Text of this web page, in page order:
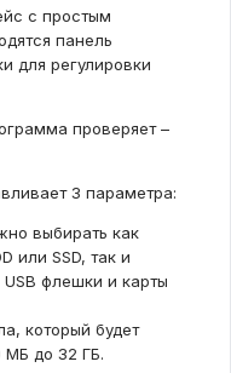
с простым
панель
для регулировки
проверяет –
3 параметра:
выбирать как
или SSD, так и
флешки и карты
который будет
МБ до 32 ГБ.